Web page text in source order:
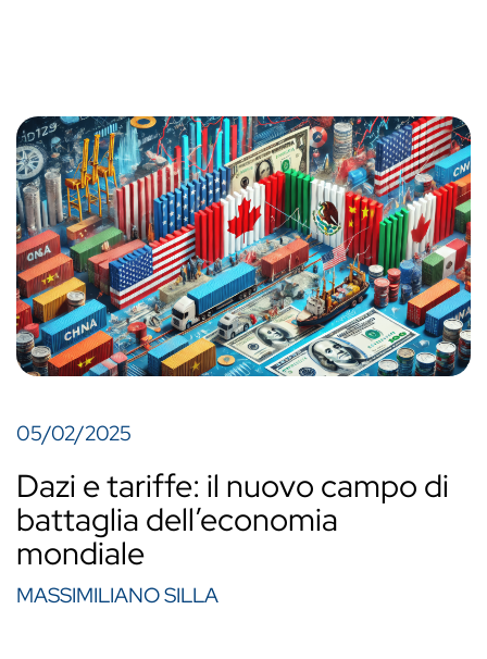
05/02/2025
Dazi e tariffe: il nuovo campo di
battaglia dell’economia
mondiale
MASSIMILIANO SILLA